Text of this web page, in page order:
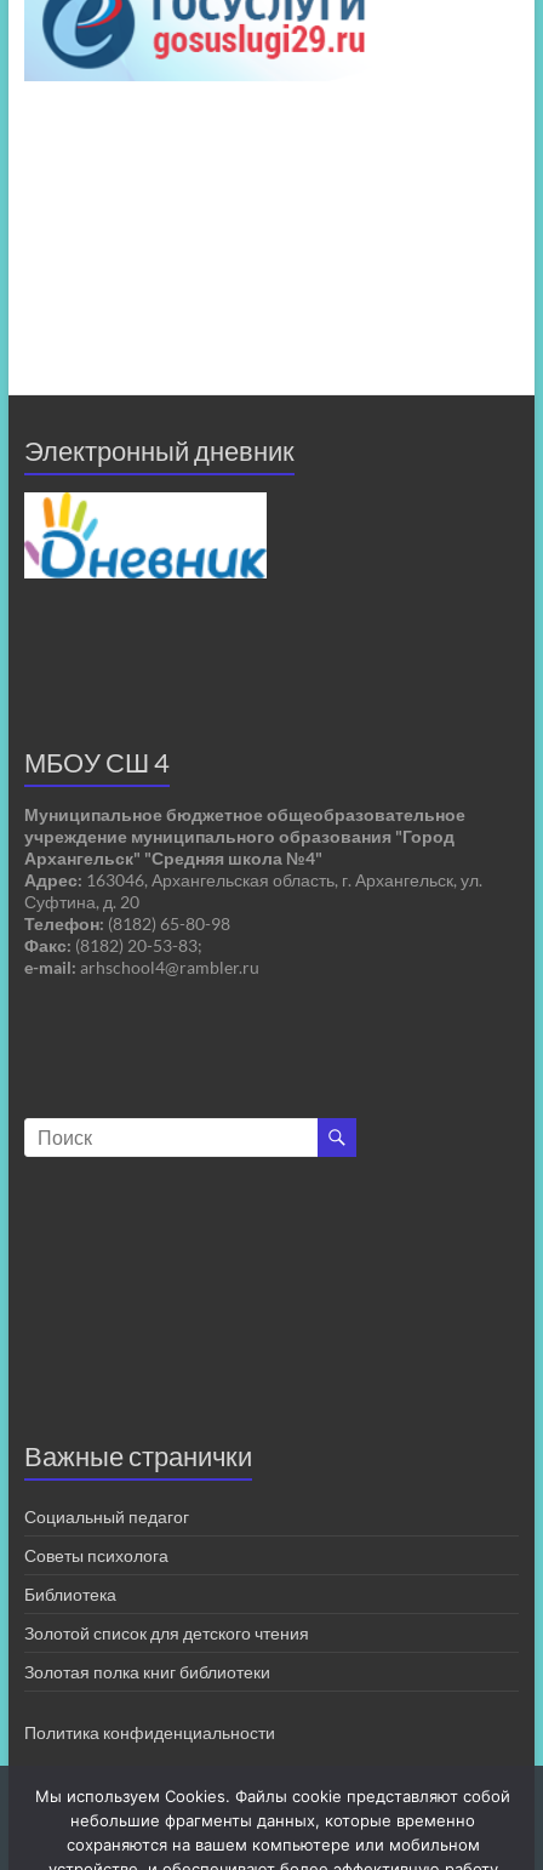
Электронный дневник
МБОУ СШ 4
Муниципальное бюджетное общеобразовательное
учреждение муниципального образования "Город
Архангельск" "Средняя школа №4"
Адрес: 163046, Архангельская область, г. Архангельск, ул.
Суфтина, д. 20
Телефон: (8182) 65-80-98
Факс: (8182) 20-53-83;
e-mail: arhschool4@rambler.ru
Важные странички
Социальный педагог
Советы психолога
Библиотека
Золотой список для детского чтения
Золотая полка книг библиотеки
Политика конфиденциальности
Мы используем Cookies. Файлы cookie представляют собой
небольшие фрагменты данных, которые временно
сохраняются на вашем компьютере или мобильном